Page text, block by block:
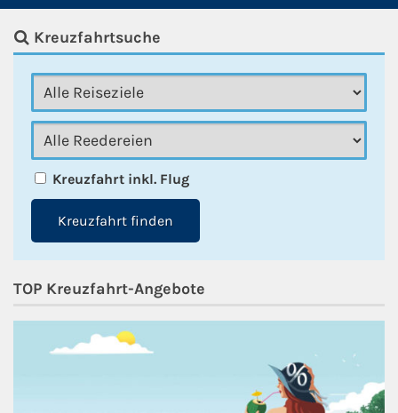
Kreuzfahrtsuche
Kreuzfahrt inkl. Flug
Kreuzfahrt finden
TOP Kreuzfahrt-Angebote